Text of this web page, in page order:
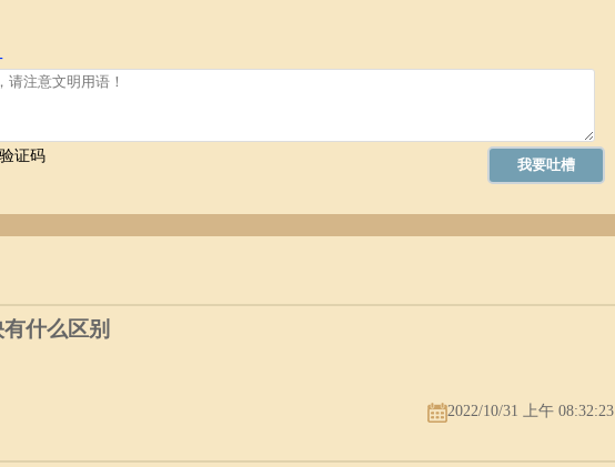
迹显贵，如三国演义中的关羽即是一例。 宋祖英的眼睛为标准的丹凤眼。谚云：龙眼识
定高官"。女人，有了一双凤眼，就天生有了美丽聪慧的资本。凤眼须清。若眼光暗淡朦
，有刚毅之美。小凤眼多女性，有秀丽、妩媚之美。
分之一为上眼皮所盖，眼尾优雅的微微上翘，有点笑口口的样子，眼有眼光流而不动，迷
轻易相信別人，如能坚持走正道，前程光明灿烂，只怕走错了一步，以后什么都不顾，子
什么区别
2022/10/31 上午 08:32:23